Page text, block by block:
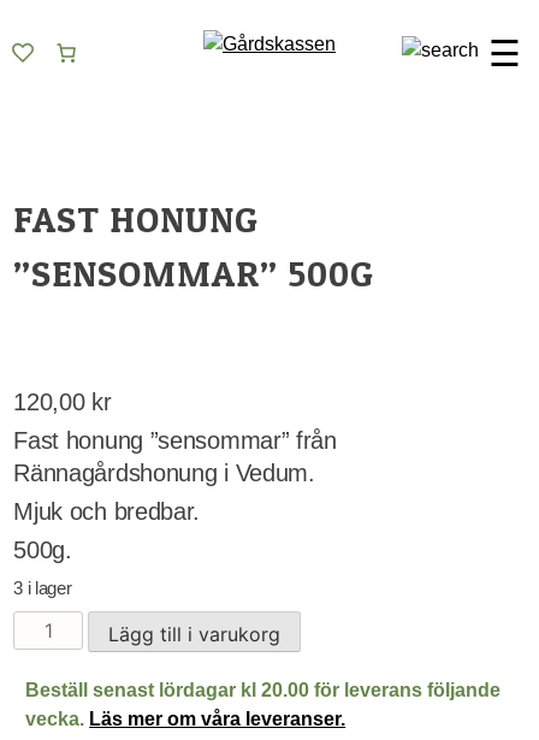
to
☰
FAST HONUNG
”SENSOMMAR” 500G
120,00 kr
Fast honung ”sensommar” från
Rännagårdshonung i Vedum.
Mjuk och bredbar.
500g.
3 i lager
Fast
honung
500g
mängd
Lägg till i varukorg
Beställ senast lördagar kl 20.00 för leverans följande
vecka. Läs mer om våra leveranser.